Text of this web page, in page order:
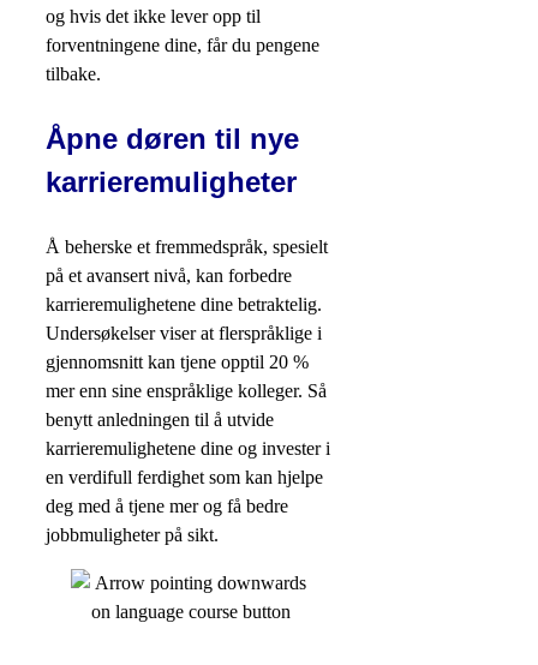
og hvis det ikke lever opp til
forventningene dine, får du pengene
tilbake.
Åpne døren til nye
karrieremuligheter
Å beherske et fremmedspråk, spesielt
på et avansert nivå, kan forbedre
karrieremulighetene dine betraktelig.
Undersøkelser viser at flerspråklige i
gjennomsnitt kan tjene opptil 20 %
mer enn sine enspråklige kolleger. Så
benytt anledningen til å utvide
karrieremulighetene dine og invester i
en verdifull ferdighet som kan hjelpe
deg med å tjene mer og få bedre
jobbmuligheter på sikt.